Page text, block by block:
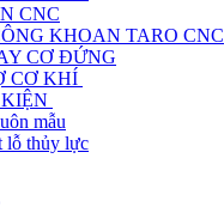
CNC
KHOAN TARO CNC
CƠ ĐỨNG
CƠ KHÍ
mẫu
lỗ thủy lực